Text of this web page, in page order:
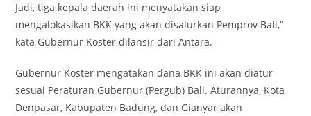
Jadi, tiga kepala daerah ini menyatakan siap
mengalokasikan BKK yang akan disalurkan Pemprov Bali,”
kata Gubernur Koster dilansir dari Antara.
Gubernur Koster mengatakan dana BKK ini akan diatur
sesuai Peraturan Gubernur (Pergub) Bali. Aturannya, Kota
Denpasar, Kabupaten Badung, dan Gianyar akan